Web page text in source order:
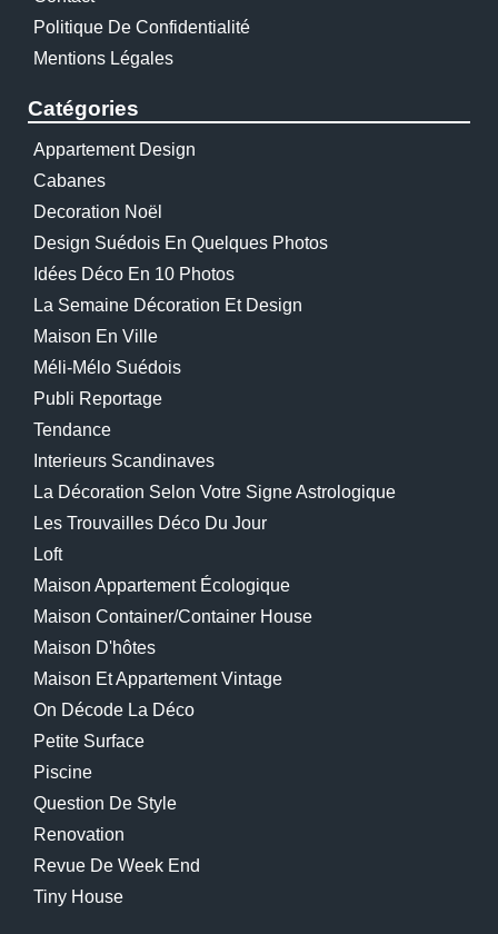
Politique De Confidentialité
Mentions Légales
Catégories
Appartement Design
Cabanes
Decoration Noël
Design Suédois En Quelques Photos
Idées Déco En 10 Photos
La Semaine Décoration Et Design
Maison En Ville
Méli-Mélo Suédois
Publi Reportage
Tendance
Interieurs Scandinaves
La Décoration Selon Votre Signe Astrologique
Les Trouvailles Déco Du Jour
Loft
Maison Appartement Écologique
Maison Container/container House
Maison D'hôtes
Maison Et Appartement Vintage
On Décode La Déco
Petite Surface
Piscine
Question De Style
Renovation
Revue De Week End
Tiny House